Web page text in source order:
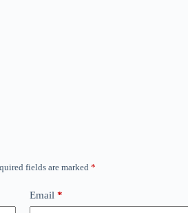
fields are marked *
Email *